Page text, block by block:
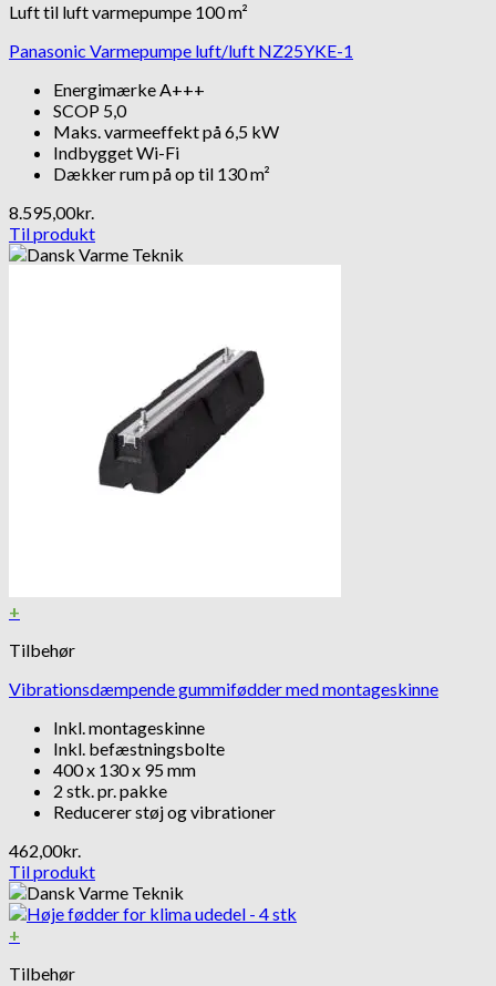
Luft til luft varmepumpe 100 m²
Panasonic Varmepumpe luft/luft NZ25YKE-1
Energimærke A+++
SCOP 5,0
Maks. varmeeffekt på 6,5 kW
Indbygget Wi-Fi
Dækker rum på op til 130 m²
8.595,00kr.
Til produkt
+
Tilbehør
Vibrationsdæmpende gummifødder med montageskinne
Inkl. montageskinne
Inkl. befæstningsbolte
400 x 130 x 95 mm
2 stk. pr. pakke
Reducerer støj og vibrationer
462,00kr.
Til produkt
+
Tilbehør